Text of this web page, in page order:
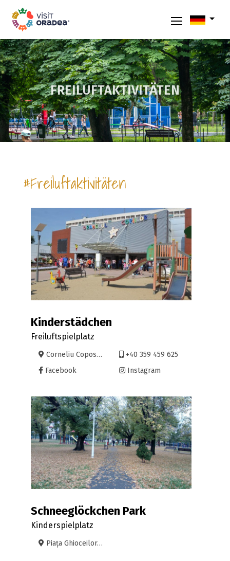
FREILUFTAKTIVITÄTEN
#Freiluftaktivitäten
Kinderstädchen
Freiluftspielplatz
Corneliu Coposiu, Oradea
+40 359 459 625
Facebook
Instagram
Schneeglöckchen Park
Kinderspielplatz
Piața Ghioceilor, Oradea